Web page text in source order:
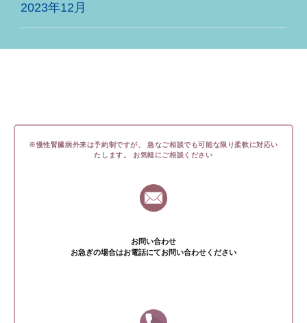
2023年12月
※慢性腎臓病外来は予約制ですが、
急なご相談でも可能な限り柔軟に対応い
たします。
お気軽にご相談ください
お問い合わせ
お急ぎの場合はお電話にてお問い合わせください